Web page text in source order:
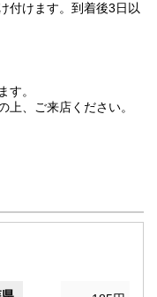
付けます。到着後3日以
す。
上、ご来店ください。